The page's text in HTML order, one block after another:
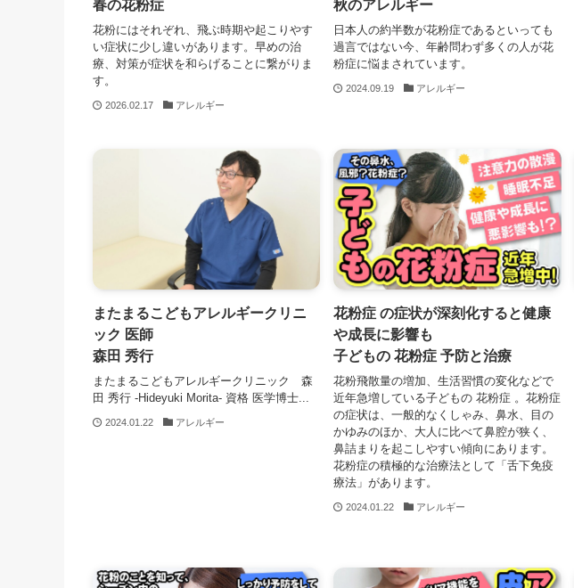
春の花粉症
花粉にはそれぞれ、飛ぶ時期や起こりやす
い症状に少し違いがあります。早めの治
療、対策が症状を和らげることに繋がりま
す。
2026.02.17 アレルギー
秋のアレルギー
日本人の約半数が花粉症であるといっても
過言ではない今、年齢問わず多くの人が花
粉症に悩まされています。
2024.09.19 アレルギー
またまるこどもアレルギークリニ
ック 医師
森田 秀行
またまるこどもアレルギークリニック 森
田 秀行 -Hideyuki Morita- 資格 医学博士...
2024.01.22 アレルギー
花粉症 の症状が深刻化すると健康
や成長に影響も
子どもの 花粉症 予防と治療
花粉飛散量の増加、生活習慣の変化などで
近年急増している子どもの 花粉症 。花粉症
の症状は、一般的なくしゃみ、鼻水、目の
かゆみのほか、大人に比べて鼻腔が狭く、
鼻詰まりを起こしやすい傾向にあります。
花粉症の積極的な治療法として「舌下免疫
療法」があります。
2024.01.22 アレルギー